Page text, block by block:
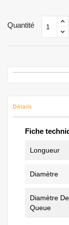
Quantité
Détails
Fiche
Longueur
Diamètre
Diamètre
Queue